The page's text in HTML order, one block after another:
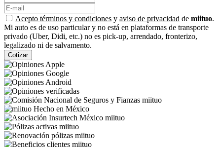
Acepto términos y condiciones y aviso de privacidad de miituo.
Mi auto es de uso particular y no está en plataformas de transporte
privado (Uber, Didi, etc.) no es pick-up, arrendado, fronterizo,
legalizado ni de salvamento.
Cotizar